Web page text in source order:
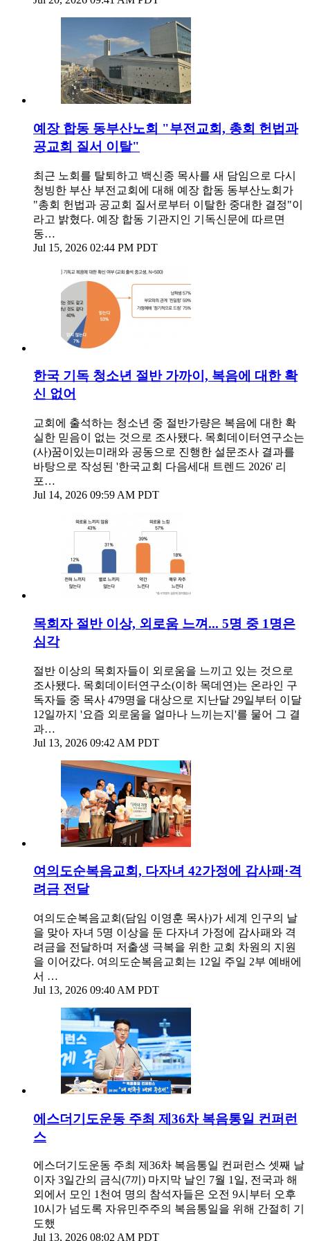
예장 합동 동부산노회 "부전교회, 총회 헌법과
공교회 질서 이탈"
최근 노회를 탈퇴하고 백신종 목사를 새 담임으로 다시
청빙한 부산 부전교회에 대해 예장 합동 동부산노회가
"총회 헌법과 공교회 질서로부터 이탈한 중대한 결정"이
라고 밝혔다. 예장 합동 기관지인 기독신문에 따르면
동…
Jul 15, 2026 02:44 PM PDT
한국 기독 청소년 절반 가까이, 복음에 대한 확
신 없어
교회에 출석하는 청소년 중 절반가량은 복음에 대한 확
실한 믿음이 없는 것으로 조사됐다. 목회데이터연구소는
(사)꿈이있는미래와 공동으로 진행한 설문조사 결과를
바탕으로 작성된 '한국교회 다음세대 트렌드 2026' 리
포…
Jul 14, 2026 09:59 AM PDT
목회자 절반 이상, 외로움 느껴... 5명 중 1명은
심각
절반 이상의 목회자들이 외로움을 느끼고 있는 것으로
조사됐다. 목회데이터연구소(이하 목데연)는 온라인 구
독자들 중 목사 479명을 대상으로 지난달 29일부터 이달
12일까지 '요즘 외로움을 얼마나 느끼는지'를 물어 그 결
과…
Jul 13, 2026 09:42 AM PDT
여의도순복음교회, 다자녀 42가정에 감사패·격
려금 전달
여의도순복음교회(담임 이영훈 목사)가 세계 인구의 날
을 맞아 자녀 5명 이상을 둔 다자녀 가정에 감사패와 격
려금을 전달하며 저출생 극복을 위한 교회 차원의 지원
을 이어갔다. 여의도순복음교회는 12일 주일 2부 예배에
서 …
Jul 13, 2026 09:40 AM PDT
에스더기도운동 주최 제36차 복음통일 컨퍼런
스
에스더기도운동 주최 제36차 복음통일 컨퍼런스 셋째 날
이자 3일간의 금식(7끼) 마지막 날인 7월 1일, 전국과 해
외에서 모인 1천여 명의 참석자들은 오전 9시부터 오후
10시가 넘도록 자유민주주의 복음통일을 위해 간절히 기
도했
Jul 13, 2026 08:02 AM PDT